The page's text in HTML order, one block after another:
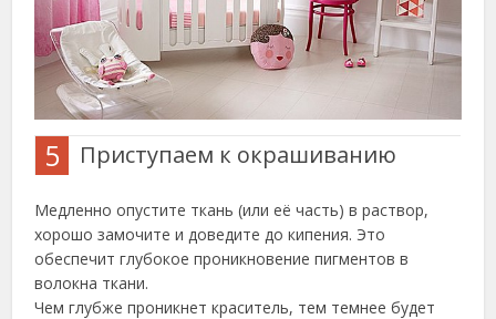
5 Приступаем к окрашиванию
Медленно опустите ткань (или её часть) в раствор,
хорошо замочите и доведите до кипения. Это
обеспечит глубокое проникновение пигментов в
волокна ткани.
Чем глубже проникнет краситель, тем темнее будет